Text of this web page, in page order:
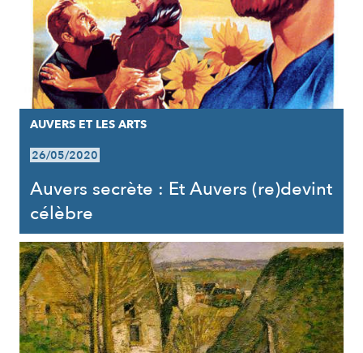
AUVERS ET LES ARTS
26/05/2020
Auvers secrète : Et Auvers (re)devint
célèbre